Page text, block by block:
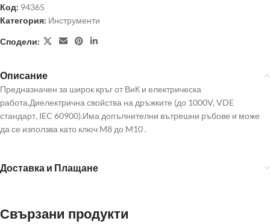
Код: 94365
Категория: Инструменти
Сподели:
Описание
Предназначен за широк кръг от ВиК и електрическа
работа.Диелектрична свойства на дръжките (до 1000V, VDE
стандарт, IEC 60900).Има допълнителни вътрешни ръбове и може
да се използва като ключ M8 до M10 .
Доставка и Плащане
Свързани продукти